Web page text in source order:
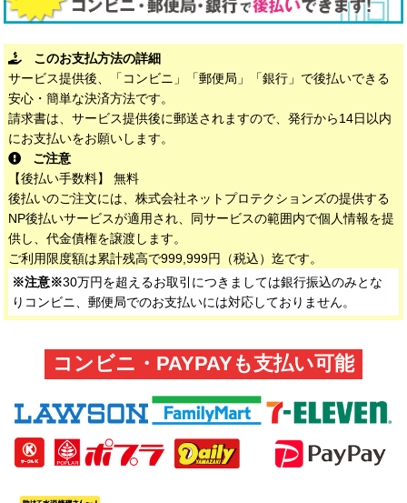
このお支払方法の詳細
サービス提供後、「コンビニ」「郵便局」「銀行」で後払いできる
安心・簡単な決済方法です。
請求書は、サービス提供後に郵送されますので、発行から14日以内
にお支払いをお願いします。
ご注意
【後払い手数料】 無料
後払いのご注文には、株式会社ネットプロテクションズの提供する
NP後払いサービスが適用され、同サービスの範囲内で個人情報を提
供し、代金債権を譲渡します。
ご利用限度額は累計残高で999,999円（税込）迄です。
※注意※30万円を超えるお取引につきましては銀行振込のみとな
りコンビニ、郵便局でのお支払いには対応しておりません。
コンビニ・PAYPAYも支払い可能